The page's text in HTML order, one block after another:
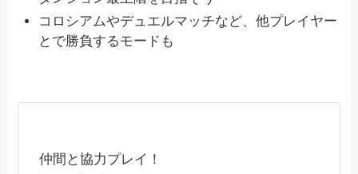
コロシアムやデュエルマッチなど、他プレイヤー
とで勝負するモードも
仲間と協力プレイ！